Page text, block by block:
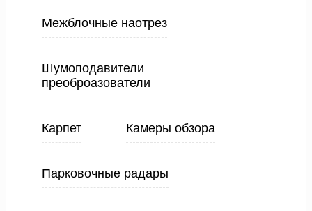
Межблочные наотрез
Шумоподавители
преоброазователи
Карпет Камеры обзора
Парковочные радары